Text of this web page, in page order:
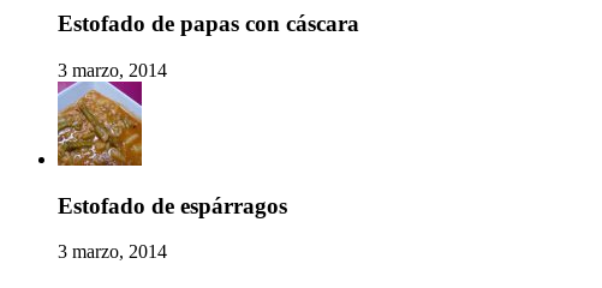
Estofado de papas con cáscara
3 marzo, 2014
Estofado de espárragos
3 marzo, 2014